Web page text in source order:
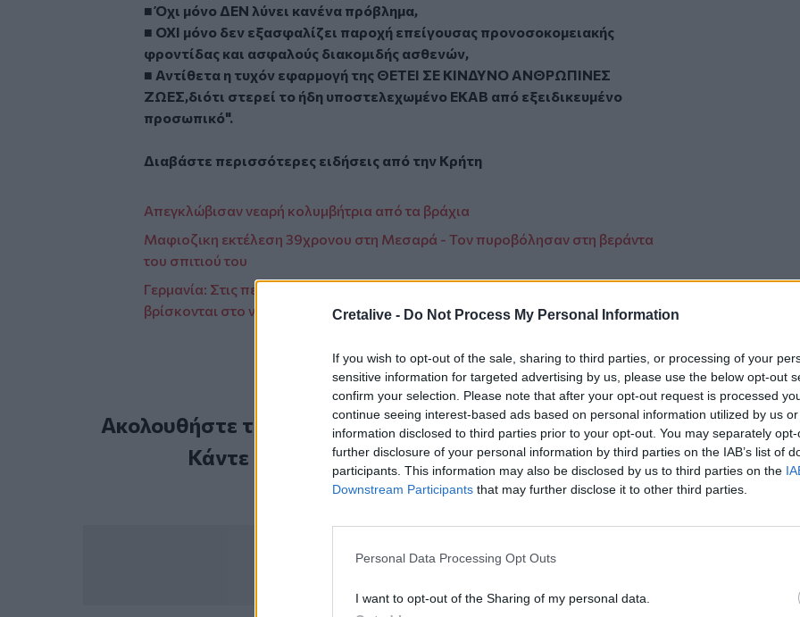
Cretalive - Do Not Process My Personal Information
If you wish to opt-out of the sale, sharing to third parties, or processing of your
sensitive information for targeted advertising by us, please use the below opt-out
confirm your selection. Please note that after your opt-out request is processed
continue seeing interest-based ads based on personal information utilized by us
information disclosed to third parties prior to your opt-out. You may separately
further disclosure of your personal information by third parties on the IAB’s list of
participants. This information may also be disclosed by us to third parties on the
Downstream Participants that may further disclose it to other third parties.
Personal Data Processing Opt Outs
I want to opt-out of the Sharing of my personal data.
■ Όχι μόνο ΔΕΝ λύνει κανένα πρόβλημα,
■ ΟΧΙ μόνο δεν εξασφαλίζει παροχή επείγουσας προνοσοκομειακής
φροντίδας και ασφαλούς διακομιδής ασθενών,
■ Αντίθετα η τυχόν εφαρμογή της ΘΕΤΕΙ ΣΕ ΚΙΝΔΥΝΟ ΑΝΘΡΩΠΙΝΕΣ
ΖΩΕΣ,διότι στερεί το ήδη υποστελεχωμένο ΕΚΑΒ από εξειδικευμένο
προσωπικό".
Διαβάστε περισσότερες ειδήσεις από την Κρήτη
Απεγκλώβισαν νεαρή κολυμβήτρια από τα βράχια
Μαφιοζικη εκτέλεση 39χρονου στη Μεσαρά - Τον πυροβόλησαν στη βεράντα
του σπιτιού του
Γερμανία: Στις περιοχές υψηλού κινδύνου η Κρήτη - 150.000 Γερμανοί
βρίσκονται στο νησί
Ακολουθήστε το Cretalive στοGoogle Newsκαι στοFacebook
Κάντε εγγραφή στο κανάλι μας στοYouTube